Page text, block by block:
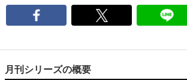
月刊シリーズの概要